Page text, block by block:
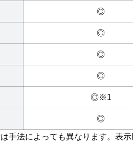
◎
◎
◎
◎
◎※1
◎
手法によっても異なります。表